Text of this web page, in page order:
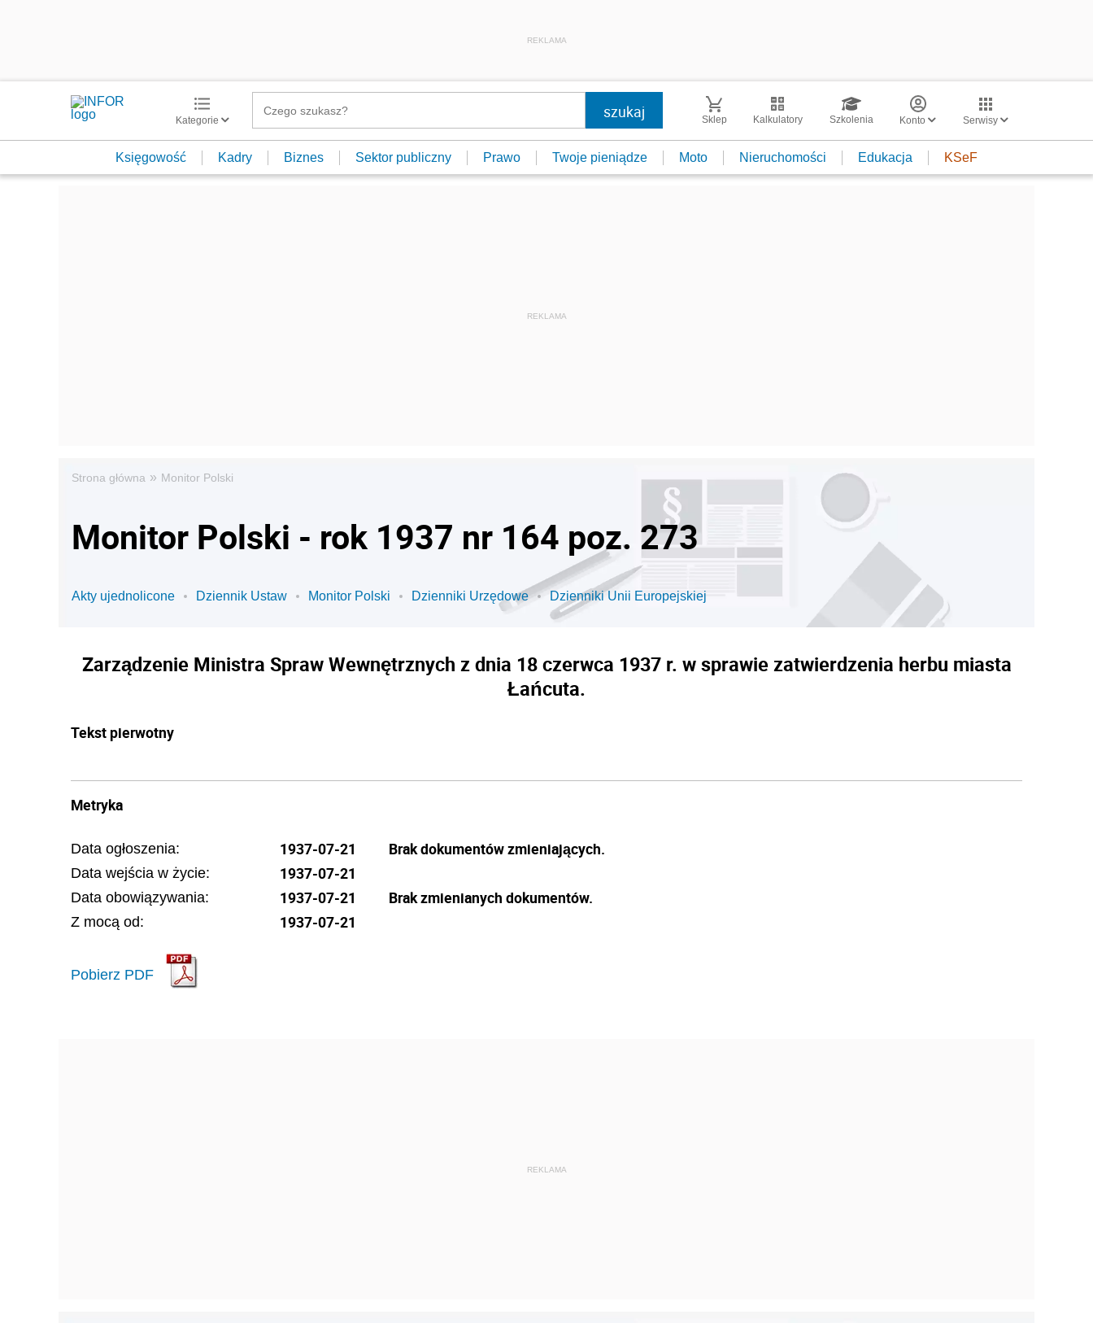
REKLAMA
Kategorie Sklep Kalkulatory Szkolenia Konto Serwisy
Księgowość Kadry Biznes Sektor publiczny Prawo Twoje pieniądze Moto Nieruchomości Edukacja KSeF
Strona główna » Monitor Polski
Monitor Polski - rok 1937 nr 164 poz. 273
Akty ujednolicone Dziennik Ustaw Monitor Polski Dzienniki Urzędowe Dzienniki Unii Europejskiej
Zarządzenie Ministra Spraw Wewnętrznych z dnia 18 czerwca 1937 r. w sprawie zatwierdzenia herbu miasta
Łańcuta.
Tekst pierwotny
Metryka
Data ogłoszenia: 1937-07-21
Data wejścia w życie: 1937-07-21
Data obowiązywania: 1937-07-21
Z mocą od: 1937-07-21
Pobierz PDF
Brak dokumentów zmieniających.
Brak zmienianych dokumentów.